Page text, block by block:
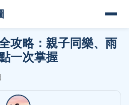
攻略：親子同樂、雨
一次掌握